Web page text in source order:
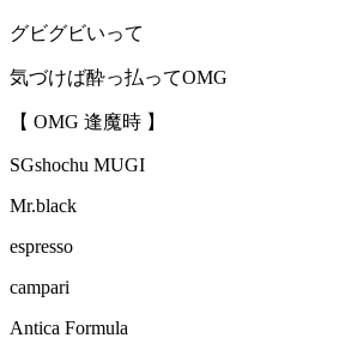
グビグビいって
気づけば酔っ払ってOMG
【 OMG 逢魔時 】
SGshochu MUGI
Mr.black
espresso
campari
Antica Formula